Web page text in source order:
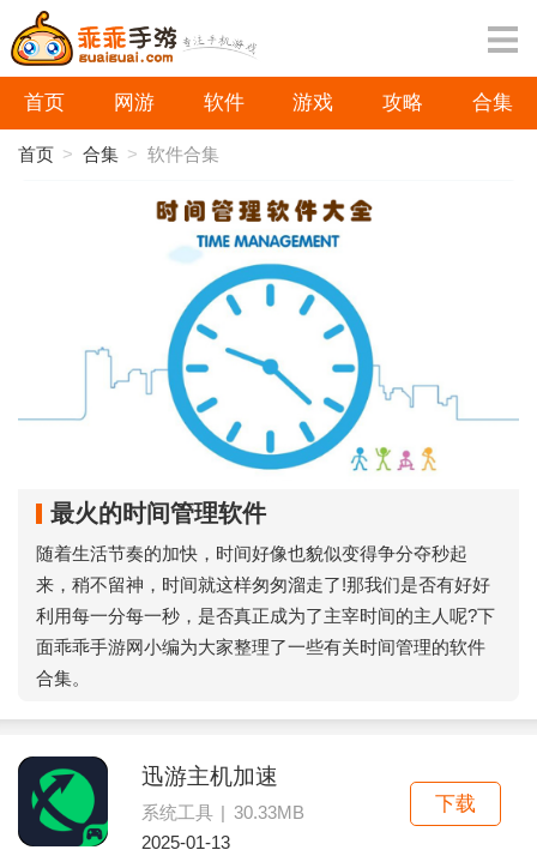
首页 网游 软件 游戏 攻略 合集
首页 > 合集 > 软件合集
最火的时间管理软件
随着生活节奏的加快，时间好像也貌似变得争分夺秒起
来，稍不留神，时间就这样匆匆溜走了!那我们是否有好好
利用每一分每一秒，是否真正成为了主宰时间的主人呢?下
面乖乖手游网小编为大家整理了一些有关时间管理的软件
合集。
迅游主机加速
系统工具 | 30.33MB
2025-01-13
下载